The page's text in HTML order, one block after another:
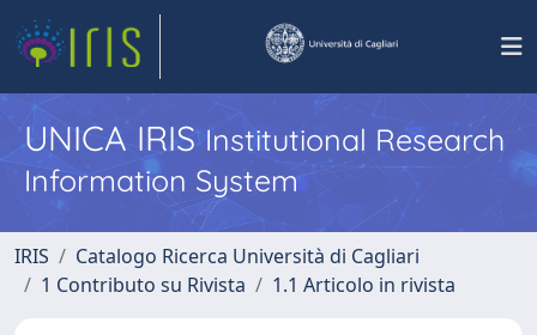
UNICA IRISInstitutional Research
Information System
IRIS
Catalogo Ricerca Università di Cagliari
1 Contributo su Rivista
1.1 Articolo in rivista